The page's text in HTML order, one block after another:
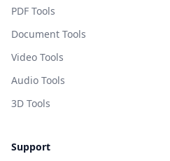
PDF Tools
Document Tools
Video Tools
Audio Tools
3D Tools
Support